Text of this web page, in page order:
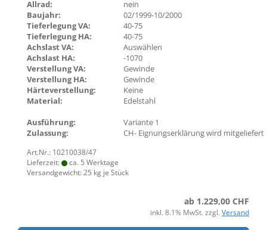
Allrad:
nein
Baujahr:
02/1999-10/2000
Tieferlegung VA:
40-75
Tieferlegung HA:
40-75
Achslast VA:
Auswählen
Achslast HA:
-1070
Verstellung VA:
Gewinde
Verstellung HA:
Gewinde
Härteverstellung:
Keine
Material:
Edelstahl
Ausführung:
Variante 1
Zulassung:
CH- Eignungserklärung wird mitgeliefert
Art.Nr.: 10210038/47
Lieferzeit:
ca. 5 Werktage
Versandgewicht:25 kg je Stück
ab 1.229,00 CHF
inkl. 8.1% MwSt. zzgl. Versand